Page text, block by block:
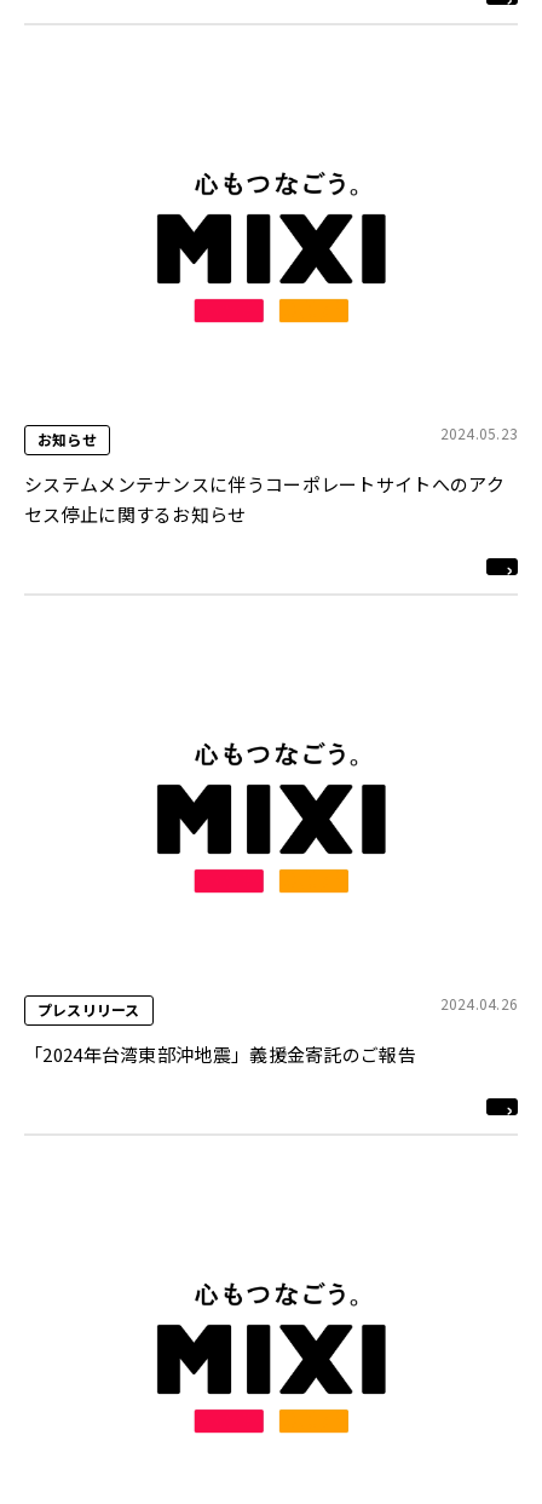
お知らせ 2024.05.23
システムメンテナンスに伴うコーポレートサイトへのアク
セス停止に関するお知らせ
プレスリリース 2024.04.26
「2024年台湾東部沖地震」義援金寄託のご報告